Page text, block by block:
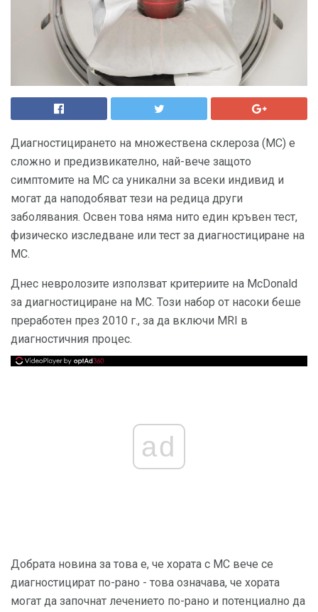
Диагностицирането на множествена склероза (МС) е
сложно и предизвикателно, най-вече защото
симптомите на МС са уникални за всеки индивид и
могат да наподобяват тези на редица други
заболявания. Освен това няма нито един кръвен тест,
физическо изследване или тест за диагностициране на
МС.
Днес невролозите използват критериите на McDonald
за диагностициране на МС. Този набор от насоки беше
преработен през 2010 г., за да включи MRI в
диагностичния процес.
ad
Добрата новина за това е, че хората с МС вече се
диагностицират по-рано - това означава, че хората
могат да започнат лечението по-рано и потенциално да